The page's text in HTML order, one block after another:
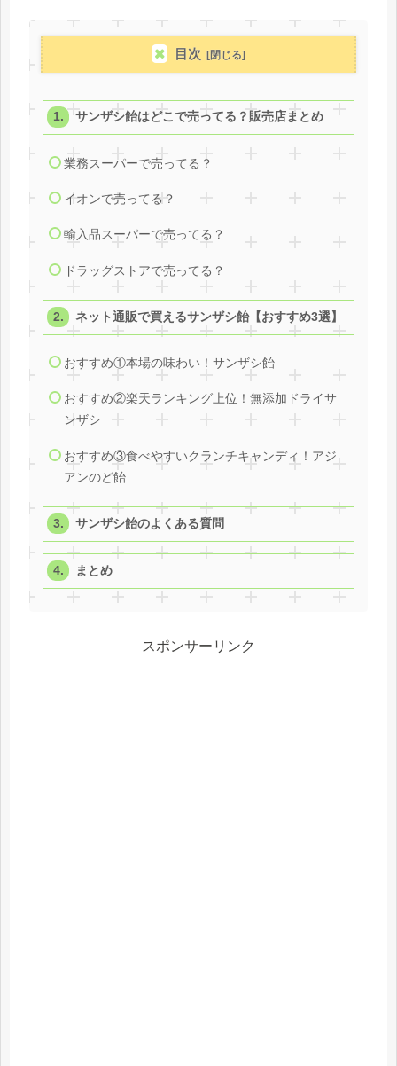
目次
サンザシ飴はどこで売ってる？販売店まとめ
業務スーパーで売ってる？
イオンで売ってる？
輸入品スーパーで売ってる？
ドラッグストアで売ってる？
ネット通販で買えるサンザシ飴【おすすめ3選】
おすすめ①本場の味わい！サンザシ飴
おすすめ②楽天ランキング上位！無添加ドライサ
ンザシ
おすすめ③食べやすいクランチキャンディ！アジ
アンのど飴
サンザシ飴のよくある質問
まとめ
スポンサーリンク